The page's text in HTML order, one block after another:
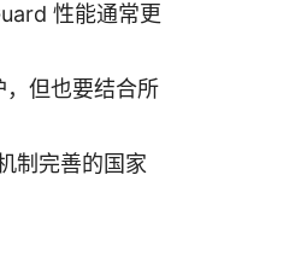
性能通常更
，但也要结合所
制完善的国家